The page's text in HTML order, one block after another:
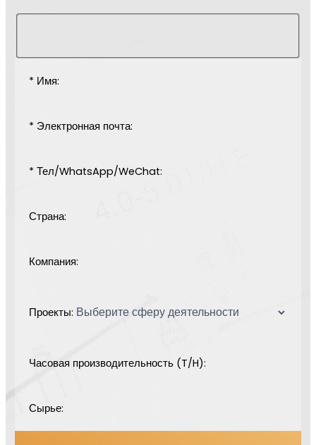
* Имя:
* Электронная почта:
* Тел/WhatsApp/WeChat:
Страна:
Компания:
Проекты:
Часовая производительность (T/H):
Сырье: